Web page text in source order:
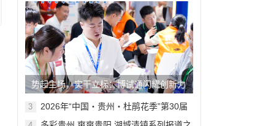
势起主场，实干立标：博试通闪耀创新力
大会，从山东主场迈向行业标杆
3
2026年“中国・贵州・杜鹃花季”第30届